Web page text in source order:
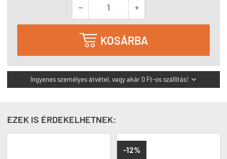
 
 KOSÁRBA
Ingyenes személyes átvétel, vagy akár 0 Ft-os szállítás! 
EZEK IS ÉRDEKELHETNEK:
-12%